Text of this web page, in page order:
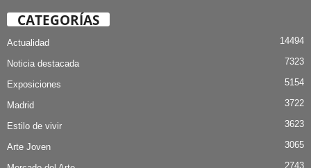
CATEGORÍAS
Actualidad 14494
Noticia destacada 7323
Exposiciones 5154
Madrid 3722
Estilo de vivir 3623
Arte Joven 3065
2743